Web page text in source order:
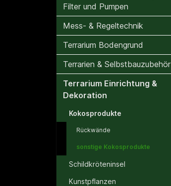
Filter und Pumpen
Mess- & Regeltechnik
Terrarium Bodengrund
Terrarien & Selbstbauzubehör
Terrarium Einrichtung &
Dekoration
Kokosprodukte
Rückwände
sonstige Kokosprodukte
Schildkröteninsel
Kunstpflanzen